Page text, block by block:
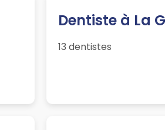
Dentiste à La
13 dentistes